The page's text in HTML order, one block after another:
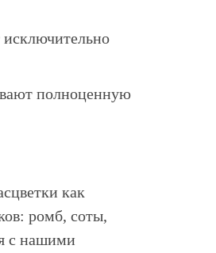
полноценную
как
ромб, соты,
с нашими